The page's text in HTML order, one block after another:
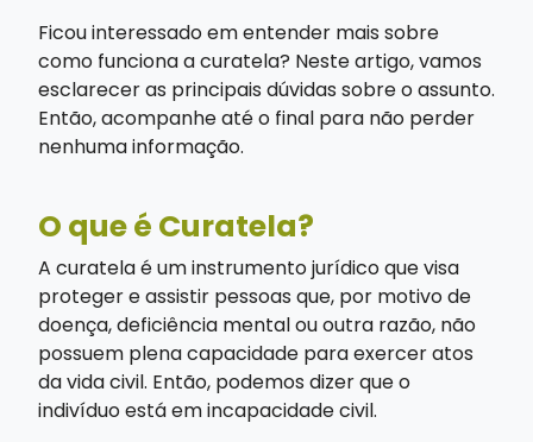
Ficou interessado em entender mais sobre
como funciona a curatela? Neste artigo, vamos
esclarecer as principais dúvidas sobre o assunto.
Então, acompanhe até o final para não perder
nenhuma informação.
O que é Curatela?
A curatela é um instrumento jurídico que visa
proteger e assistir pessoas que, por motivo de
doença, deficiência mental ou outra razão, não
possuem plena capacidade para exercer atos
da vida civil. Então, podemos dizer que o
indivíduo está em incapacidade civil.